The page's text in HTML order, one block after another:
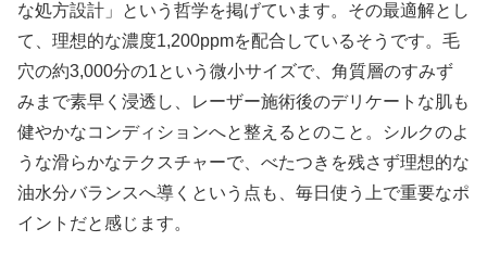
な処方設計」という哲学を掲げています。その最適解とし
て、理想的な濃度1,200ppmを配合しているそうです。毛
穴の約3,000分の1という微小サイズで、角質層のすみず
みまで素早く浸透し、レーザー施術後のデリケートな肌も
健やかなコンディションへと整えるとのこと。シルクのよ
うな滑らかなテクスチャーで、べたつきを残さず理想的な
油水分バランスへ導くという点も、毎日使う上で重要なポ
イントだと感じます。